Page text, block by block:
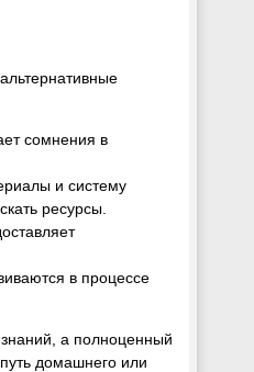
сомнения в
и систему
ресурсы.
в процессе
а полноценный
домашнего или